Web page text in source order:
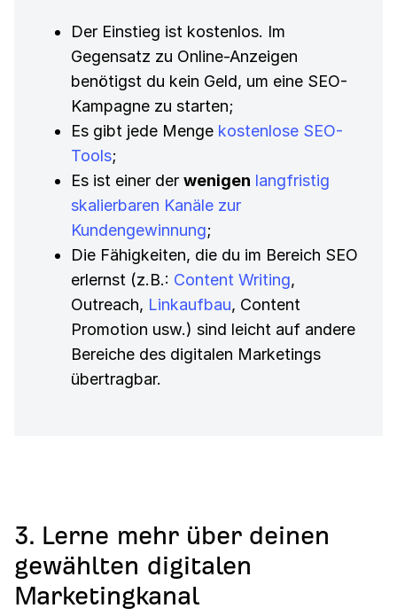
Der Einstieg ist kostenlos. Im
Gegensatz zu Online-Anzeigen
benötigst du kein Geld, um eine SEO-
Kampagne zu starten;
Es gibt jede Menge kostenlose SEO-
Tools;
Es ist einer der wenigen langfristig
skalierbaren Kanäle zur
Kundengewinnung;
Die Fähigkeiten, die du im Bereich SEO
erlernst (z.B.: Content Writing,
Outreach, Linkaufbau, Content
Promotion usw.) sind leicht auf andere
Bereiche des digitalen Marketings
übertragbar.
3. Lerne mehr über deinen
gewählten digitalen
Marketingkanal